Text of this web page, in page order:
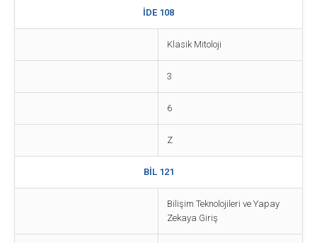
İDE 108
Klasik Mitoloji
3
6
Z
BİL 121
Bilişim Teknolojileri ve Yapay
Zekaya Giriş